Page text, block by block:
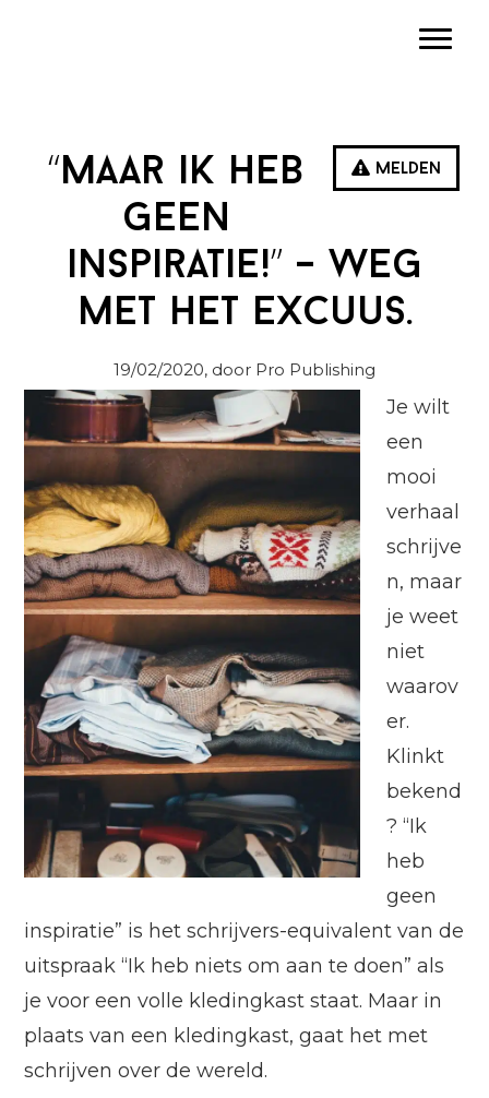
Melden
“Maar ik heb
geen
inspiratie!” – weg
met het excuus.
19/02/2020, door Pro Publishing
Je wilt
een
mooi
verhaal
schrijve
n, maar
je weet
niet
waarov
er.
Klinkt
bekend
? “Ik
heb
geen
inspiratie” is het schrijvers-equivalent van de
uitspraak “Ik heb niets om aan te doen” als
je voor een volle kledingkast staat. Maar in
plaats van een kledingkast, gaat het met
schrijven over de wereld.